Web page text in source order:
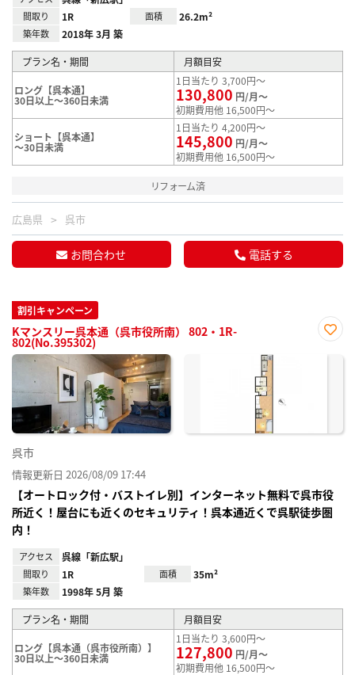
間取り 1R 面積 26.2m²
築年数 2018年 3月 築
プラン名・期間 月額目安
ロング【呉本通】
30日以上～360日未満
1日当たり 3,700円～
130,800 円/月～
初期費用他 16,500円～
ショート【呉本通】
～30日未満
1日当たり 4,200円～
145,800 円/月～
初期費用他 16,500円～
リフォーム済
広島県 呉市
お問合わせ 電話する
割引キャンペーン
Kマンスリー呉本通（呉市役所南） 802・1R-
802(No.395302)
に入
呉市
情報更新日 2026/08/09 17:44
【オートロック付・バストイレ別】インターネット無料で呉市役
所近く！屋台にも近くのセキュリティ！呉本通近くで呉駅徒歩圏
内！
アクセス 呉線「新広駅」
間取り 1R 面積 35m²
築年数 1998年 5月 築
プラン名・期間 月額目安
ロング【呉本通（呉市役所南）】
30日以上～360日未満
1日当たり 3,600円～
127,800 円/月～
初期費用他 16,500円～